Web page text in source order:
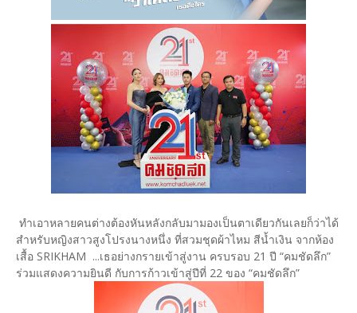
ทำเอาหลายคนต่างต้องหันหลังกลับมามองเป็นตาเดียวกันเลยก็ว่าได้
สำหรับหญิงสาวสูงโปรงนางหนึ่ง ที่สวมชุดผ้าไหม สีน้ำเงิน จากห้อง
เสื้อ SRIKHAM ...เธอย่างกรายเข้าสู่งาน ครบรอบ 21 ปี “คมชัดลึก”
ร่วมแสดงความยินดี กับการก้าวเข้าสู่ปีที่ 22 ของ “คมชัดลึก”